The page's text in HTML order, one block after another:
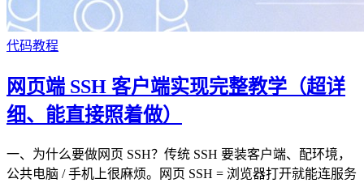
代码教程
网页端 SSH 客户端实现完整教学（超详
细、能直接照着做）
一、为什么要做网页 SSH？传统 SSH 要装客户端、配环境，
公共电脑 / 手机上很麻烦。网页 SSH = 浏览器打开就能连服务